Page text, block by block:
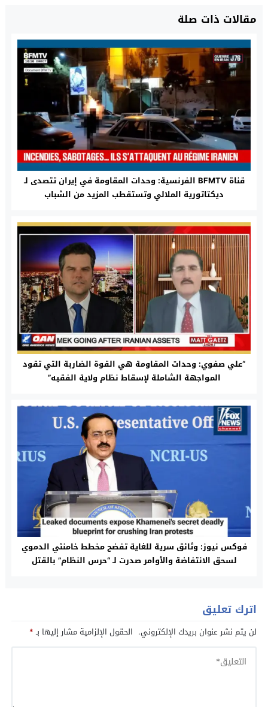
مقالات ذات صلة
قناة BFMTV الفرنسية: وحدات المقاومة في إيران تتصدى لـ
ديكتاتورية الملالي وتستقطب المزيد من الشباب
“علي صفوي: وحدات المقاومة هي القوة الضاربة التي تقود
المواجهة الشاملة لإسقاط نظام ولاية الفقيه”
فوكس نيوز: وثائق سرية للغاية تفضح مخطط خامنئي الدموي
لسحق الانتفاضة والأوامر صدرت لـ “حرس النظام” بالقتل
اترك تعليق
لن يتم نشر عنوان بريدك الإلكتروني. الحقول الإلزامية مشار إليها بـ*